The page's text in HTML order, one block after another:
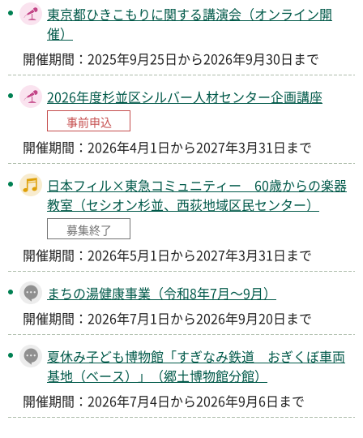
東京都ひきこもりに関する講演会（オンライン開
催）
開催期間：2025年9月25日から2026年9月30日まで
2026年度杉並区シルバー人材センター企画講座
事前申込
開催期間：2026年4月1日から2027年3月31日まで
日本フィル×東急コミュニティー 60歳からの楽器
教室（セシオン杉並、西荻地域区民センター）
募集終了
開催期間：2026年5月1日から2027年3月31日まで
まちの湯健康事業（令和8年7月～9月）
開催期間：2026年7月1日から2026年9月20日まで
夏休み子ども博物館「すぎなみ鉄道 おぎくぼ車両
基地（ベース）」（郷土博物館分館）
開催期間：2026年7月4日から2026年9月6日まで